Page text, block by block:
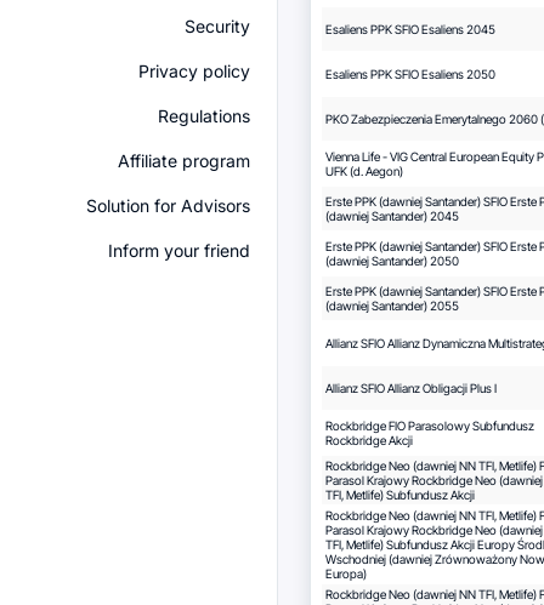
Security
Privacy policy
Regulations
Affiliate program
Solution for Advisors
Inform your friend
Esaliens PPK SFIO Esaliens 2045
Esaliens PPK SFIO Esaliens 2050
PKO Zabezpieczenia Emerytalnego 2060
Vienna Life - VIG Central European Equity
UFK (d. Aegon)
Erste PPK (dawniej Santander) SFIO Erste
(dawniej Santander) 2045
Erste PPK (dawniej Santander) SFIO Erste
(dawniej Santander) 2050
Erste PPK (dawniej Santander) SFIO Erste
(dawniej Santander) 2055
Allianz SFIO Allianz Dynamiczna
Allianz SFIO Allianz Obligacji Plus I
Rockbridge FIO Parasolowy Subfundusz
Rockbridge Akcji
Rockbridge Neo (dawniej NN TFI, Metlife)
Parasol Krajowy Rockbridge Neo
TFI, Metlife) Subfundusz Akcji
Rockbridge Neo (dawniej NN TFI, Metlife)
Parasol Krajowy Rockbridge Neo
TFI, Metlife) Subfundusz Akcji Europy
Wschodniej (dawniej Zrównoważony
Europa)
Rockbridge Neo (dawniej NN TFI, Metlife)